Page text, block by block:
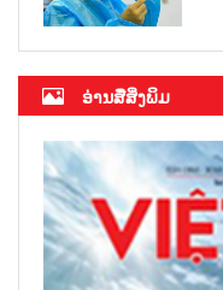
ອ່ານສື່ສິ່ງພິມ